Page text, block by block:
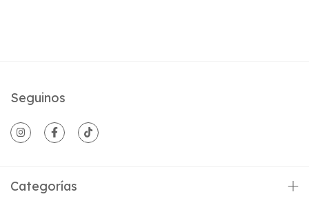
Seguinos
Categorías